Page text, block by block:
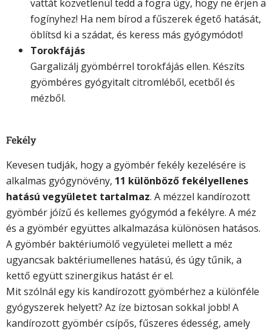
vattát közvetlenül tedd a fogra úgy, hogy ne érjen a
fogínyhez! Ha nem bírod a fűszerek égető hatását,
öblítsd ki a szádat, és keress más gyógymódot!
Torokfájás
Gargalizálj gyömbérrel torokfájás ellen. Készíts
gyömbéres gyógyitalt citromléből, ecetből és
mézből.
Fekély
Kevesen tudják, hogy a gyömbér fekély kezelésére is
alkalmas gyógynövény, 11 különböző fekélyellenes
hatású vegyületet tartalmaz. A mézzel kandírozott
gyömbér jóízű és kellemes gyógymód a fekélyre. A méz
és a gyömbér együttes alkalmazása különösen hatásos.
A gyömbér baktériumölő vegyületei mellett a méz
ugyancsak baktériumellenes hatású, és úgy tűnik, a
kettő együtt szinergikus hatást ér el.
Mit szólnál egy kis kandírozott gyömbérhez a különféle
gyógyszerek helyett? Az íze biztosan sokkal jobb! A
kandírozott gyömbér csípős, fűszeres édesség, amely